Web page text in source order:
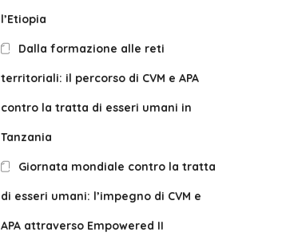
l’Etiopia
Dalla formazione alle reti
territoriali: il percorso di CVM e APA
contro la tratta di esseri umani in
Tanzania
Giornata mondiale contro la tratta
di esseri umani: l’impegno di CVM e
APA attraverso Empowered II